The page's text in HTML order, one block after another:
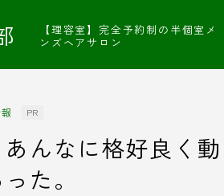
【理容室】完全予約制の半個室メ
ンズヘアサロン
PR
んなに格好良く
た。